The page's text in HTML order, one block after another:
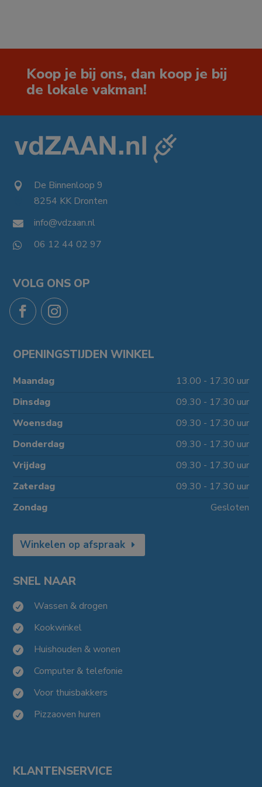
Koop je bij ons, dan koop je bij
de lokale vakman!
 De Binnenloop 9
8254 KK Dronten
 info@vdzaan.nl
 06 12 44 02 97
VOLG ONS OP
OPENINGSTIJDEN WINKEL
Maandag
13.00 - 17.30 uur
Dinsdag
09.30 - 17.30 uur
Woensdag
09.30 - 17.30 uur
Donderdag
09.30 - 17.30 uur
Vrijdag
09.30 - 17.30 uur
Zaterdag
09.30 - 17.30 uur
Zondag
Gesloten
Winkelen op afspraak
SNEL NAAR
 Wassen & drogen
 Kookwinkel
 Huishouden & wonen
 Computer & telefonie
 Voor thuisbakkers
 Pizzaoven huren
KLANTENSERVICE